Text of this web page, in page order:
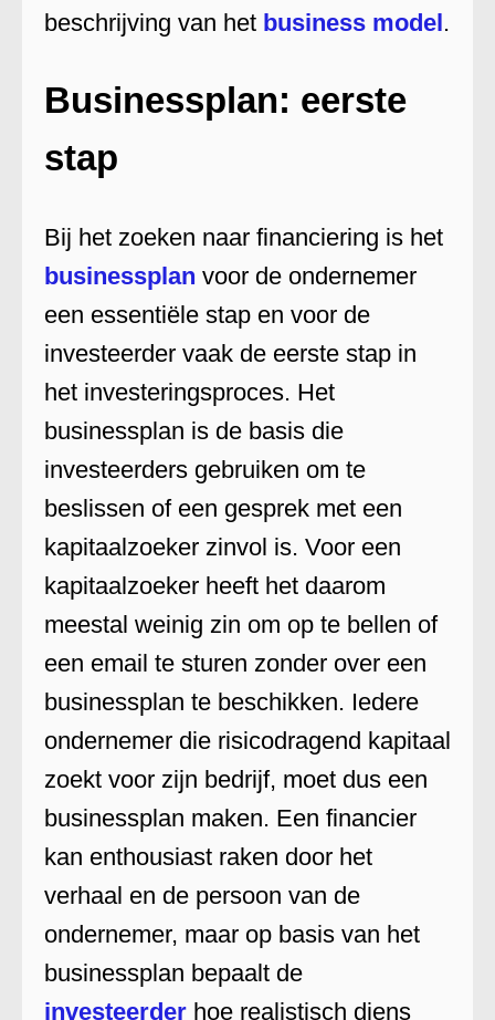
beschrijving van het business model.
Businessplan: eerste
stap
Bij het zoeken naar financiering is het
businessplan voor de ondernemer
een essentiële stap en voor de
investeerder vaak de eerste stap in
het investeringsproces. Het
businessplan is de basis die
investeerders gebruiken om te
beslissen of een gesprek met een
kapitaalzoeker zinvol is. Voor een
kapitaalzoeker heeft het daarom
meestal weinig zin om op te bellen of
een email te sturen zonder over een
businessplan te beschikken. Iedere
ondernemer die risicodragend kapitaal
zoekt voor zijn bedrijf, moet dus een
businessplan maken. Een financier
kan enthousiast raken door het
verhaal en de persoon van de
ondernemer, maar op basis van het
businessplan bepaalt de
investeerder hoe realistisch diens